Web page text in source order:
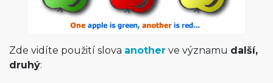
Zde vidíte použití slova another ve významu další,
druhý: